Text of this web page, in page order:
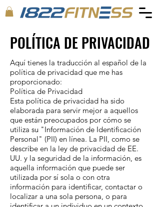
POLÍTICA DE PRIVACIDAD
Aquí tienes la traducción al español de la
política de privacidad que me has
proporcionado:
Política de Privacidad
Esta política de privacidad ha sido
elaborada para servir mejor a aquellos
que están preocupados por cómo se
utiliza su "Información de Identificación
Personal" (PII) en línea. La PII, como se
describe en la ley de privacidad de EE.
UU. y la seguridad de la información, es
aquella información que puede ser
utilizada por sí sola o con otra
información para identificar, contactar o
localizar a una sola persona, o para